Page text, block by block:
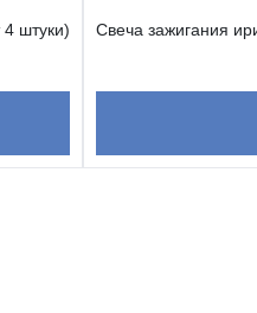
штуки) Свеча зажигания